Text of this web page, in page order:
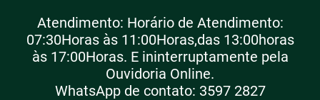
Atendimento: Horário de Atendimento:
07:30Horas às 11:00Horas,das 13:00horas
às 17:00Horas. E ininterruptamente pela
Ouvidoria Online.
WhatsApp de contato: 3597 2827